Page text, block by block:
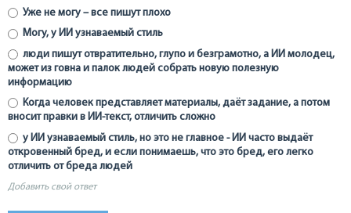
Уже не могу – все пишут плохо
Могу, у ИИ узнаваемый стиль
люди пишут отвратительно, глупо и безграмотно, а ИИ молодец,
может из говна и палок людей собрать новую полезную
информацию
Когда человек представляет материалы, даёт задание, а потом
вносит правки в ИИ-текст, отличить сложно
у ИИ узнаваемый стиль, но это не главное - ИИ часто выдаёт
откровенный бред, и если понимаешь, что это бред, его легко
отличить от бреда людей
Добавить свой ответ